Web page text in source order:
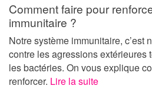
Comment faire pour
immunitaire ?
Notre système immunitaire, c’est
contre les agressions extérieures
les bactéries. On vous explique
renforcer. Lire la suite